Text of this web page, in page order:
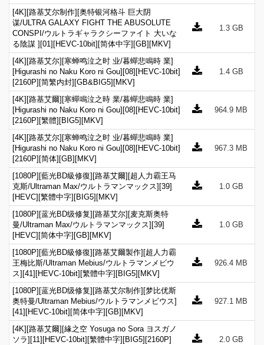
[4K][路基艾尔制作][奥特银河格斗 巨大阴
谋/ULTRA GALAXY FIGHT THE ABUSOLUTE
CONSPI/ウルトラギャラクシーファイト 大いな
る陰謀 ][01][HEVC-10bit][简体中字][GB][MKV]
1.3 GB
[4K][路基艾尔][寒蝉鸣泣之时 业/暮蟬悲鳴時 業]
[Higurashi no Naku Koro ni Gou][08][HEVC-10bit]
[2160P][简繁内封][GB&BIG5][MKV]
1.4 GB
[4K][路基艾爾][寒蟬鳴泣之時 業/暮蟬悲鳴時 業]
[Higurashi no Naku Koro ni Gou][08][HEVC-10bit]
[2160P][繁體][BIG5][MKV]
964.9 MB
[4K][路基艾尔][寒蝉鸣泣之时 业/暮蟬悲鳴時 業]
[Higurashi no Naku Koro ni Gou][08][HEVC-10bit]
[2160P][简体][GB][MKV]
967.3 MB
[1080P][藍光BD級修復][路基艾爾][超人力霸王马
克斯/Ultraman Max/ウルトラマンマックス][39]
[HEVC][繁體中字][BIG5][MKV]
1.0 GB
[1080P][蓝光BD级修复][路基艾尔][麦克斯奥特
曼/Ultraman Max/ウルトラマンマックス][39]
[HEVC][简体中字][GB][MKV]
1.0 GB
[1080P][藍光BD級修復][路基艾爾製作][超人力霸
王梅比斯/Ultraman Mebius/ウルトラマンメビウ
ス][41][HEVC-10bit][繁體中字][BIG5][MKV]
926.4 MB
[1080P][蓝光BD级修复][路基艾尔制作][梦比优斯
奥特曼/Ultraman Mebius/ウルトラマンメビウス]
[41][HEVC-10bit][简体中字][GB][MKV]
927.1 MB
[4K][路基艾爾][緣之空 Yosuga no Sora ヨスガノ
ソラ][11][HEVC-10bit][繁體中字][BIG5][2160P]
2.0 GB